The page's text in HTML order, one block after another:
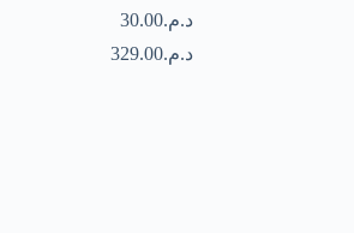
د.م.30.00
د.م.329.00